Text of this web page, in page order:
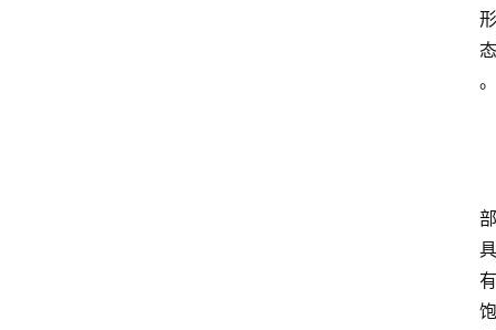
形
态
。
部
具
有
饱